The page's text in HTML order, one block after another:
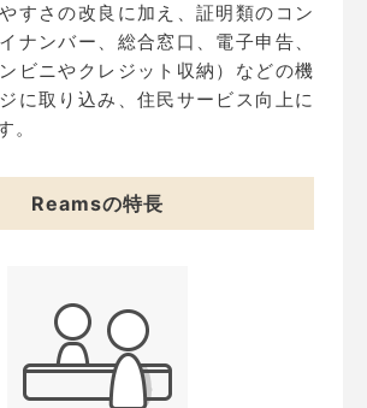
すさの改良に加え、証明類のコン
ナンバー、総合窓口、電子申告、
ビニやクレジット収納）などの機
に取り込み、住民サービス向上に
。
Reamsの特長